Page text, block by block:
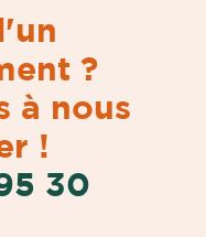
?
à nous
!
30